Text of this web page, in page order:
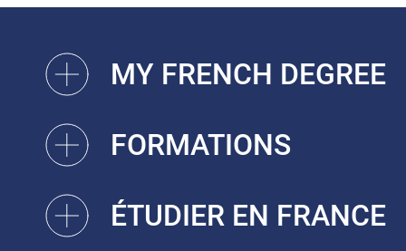
MY FRENCH DEGREE
FORMATIONS
ÉTUDIER EN FRANCE